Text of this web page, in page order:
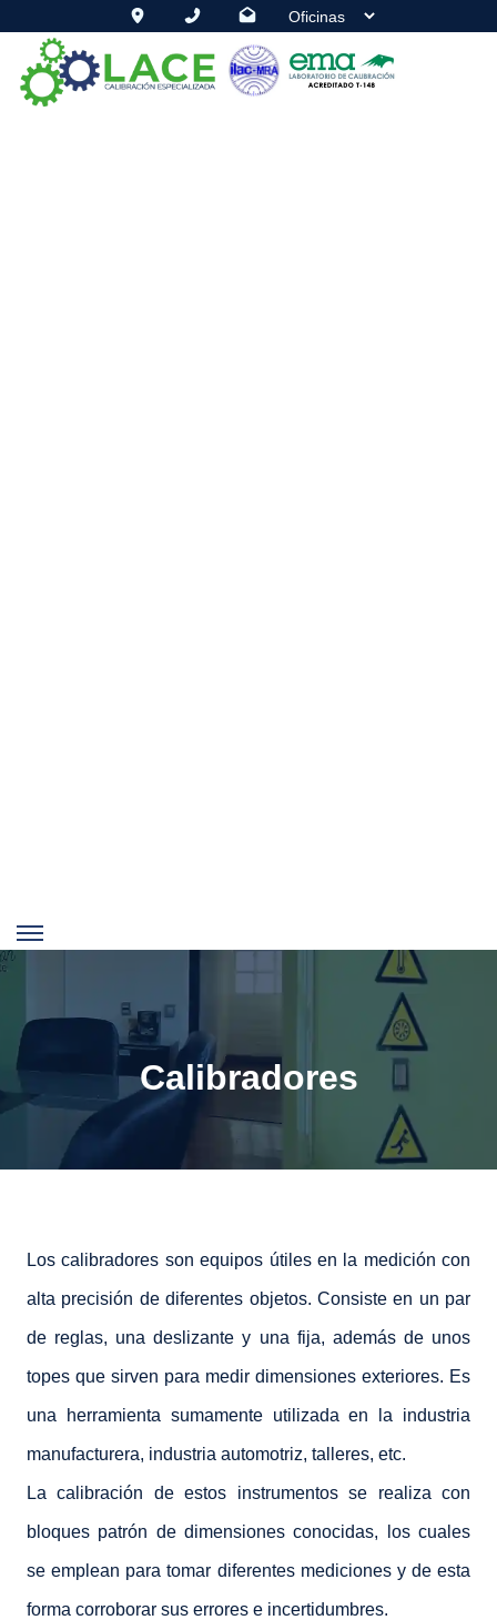
Calibradores
Los calibradores son equipos útiles en la medición con
alta precisión de diferentes objetos. Consiste en un par
de reglas, una deslizante y una fija, además de unos
topes que sirven para medir dimensiones exteriores. Es
una herramienta sumamente utilizada en la industria
manufacturera, industria automotriz, talleres, etc.
La calibración de estos instrumentos se realiza con
bloques patrón de dimensiones conocidas, los cuales
se emplean para tomar diferentes mediciones y de esta
forma corroborar sus errores e incertidumbres.